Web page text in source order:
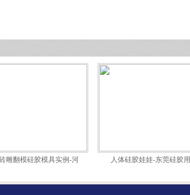
雕翻模硅胶模具实例-河 人体硅胶娃娃-东莞硅胶用